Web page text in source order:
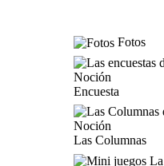
Fotos
Encuesta
Las Columnas